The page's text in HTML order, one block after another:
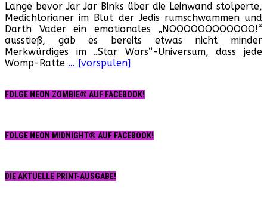
Wars:
Holiday
Special
(USA,
1978)
Lange bevor Jar Jar Binks über die Leinwand stolperte,
Medichlorianer im Blut der Jedis rumschwammen und
Darth Vader ein emotionales „NOOOOOOOOOOOO!“
ausstieß, gab es bereits etwas nicht minder
Merkwürdiges im „Star Wars“-Universum, dass jede
Womp-Ratte … [vorspulen]
FOLGE NEON ZOMBIE® AUF FACEBOOK!
FOLGE NEON MIDNIGHT® AUF FACEBOOK!
DIE AKTUELLE PRINT-AUSGABE!